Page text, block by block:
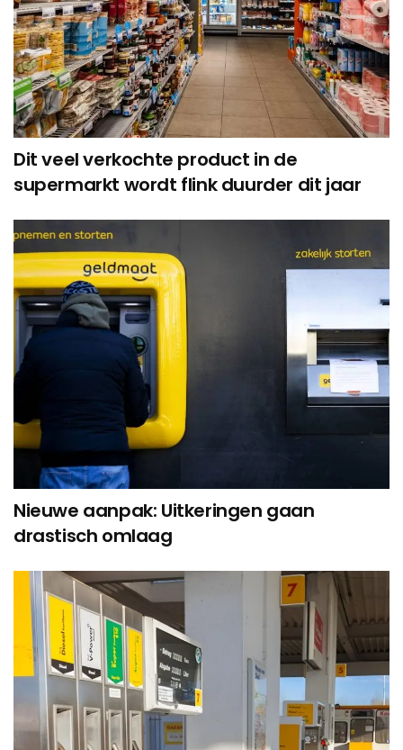
Dit veel verkochte product in de
supermarkt wordt flink duurder dit jaar
Nieuwe aanpak: Uitkeringen gaan
drastisch omlaag